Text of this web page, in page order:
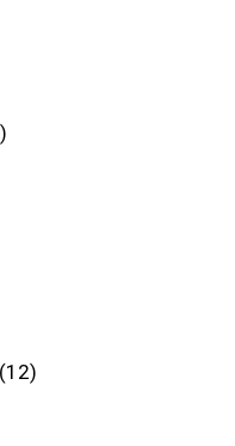
12